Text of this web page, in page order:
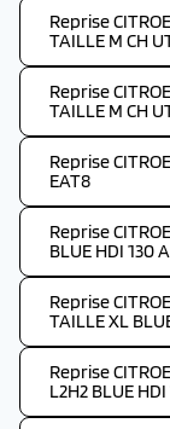
Reprise
TAILLE M CH
Reprise
TAILLE M CH
Reprise
EAT8
Reprise
BLUE HDI 130
Reprise
TAILLE XL
Reprise
L2H2 BLUE